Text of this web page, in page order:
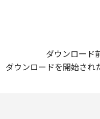
ダウンロード
ダウンロードを開始され